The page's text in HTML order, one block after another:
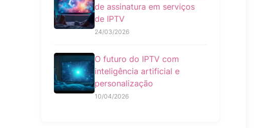
de assinatura em serviços
de IPTV
24/03/2026
O futuro do IPTV com
inteligência artificial e
personalização
10/04/2026